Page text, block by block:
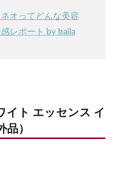
オってどんな美容
レポート by baila
イト エッセンス イ
品）